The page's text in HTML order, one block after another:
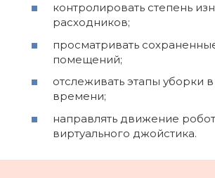
контролировать степень
расходников;
просматривать
помещений;
отслеживать этапы уборки
времени;
направлять движение
виртуального джойстика.